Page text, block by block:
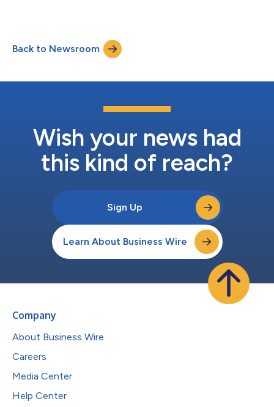
Unorthodox Ventures、KOFA Healthcare和Monte Carlo Capital
也参与了本轮跨国融资。 在融资完成的同时，Broadview
Ventures的David Prim、Panakes Partners的Barbara
Laerdal Million Lives Fund的Rhiya Pau已加入CorFlow董事会...
Back to Newsroom
Wish your news had
this kind of reach?
Sign Up
Learn About Business Wire
Company
About Business Wire
Careers
Media Center
Help Center